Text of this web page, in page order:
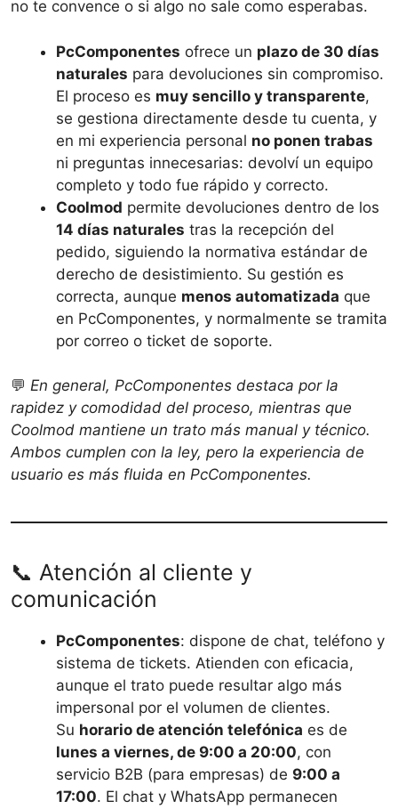
no te convence o si algo no sale como esperabas.
PcComponentes ofrece un plazo de 30 días
naturales para devoluciones sin compromiso.
El proceso es muy sencillo y transparente,
se gestiona directamente desde tu cuenta, y
en mi experiencia personal no ponen trabas
ni preguntas innecesarias: devolví un equipo
completo y todo fue rápido y correcto.
Coolmod permite devoluciones dentro de los
14 días naturales tras la recepción del
pedido, siguiendo la normativa estándar de
derecho de desistimiento. Su gestión es
correcta, aunque menos automatizada que
en PcComponentes, y normalmente se tramita
por correo o ticket de soporte.
💬 En general, PcComponentes destaca por la
rapidez y comodidad del proceso, mientras que
Coolmod mantiene un trato más manual y técnico.
Ambos cumplen con la ley, pero la experiencia de
usuario es más fluida en PcComponentes.
📞 Atención al cliente y
comunicación
PcComponentes: dispone de chat, teléfono y
sistema de tickets. Atienden con eficacia,
aunque el trato puede resultar algo más
impersonal por el volumen de clientes.
Su horario de atención telefónica es de
lunes a viernes, de 9:00 a 20:00, con
servicio B2B (para empresas) de 9:00 a
17:00. El chat y WhatsApp permanecen